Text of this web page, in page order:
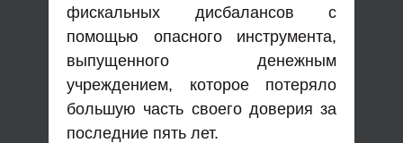
фискальных дисбалансов с
помощью опасного инструмента,
выпущенного денежным
учреждением, которое потеряло
большую часть своего доверия за
последние пять лет.